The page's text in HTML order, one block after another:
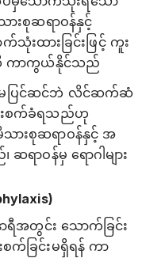
ားစုဆရာဝန်နှင့်
းထားခြင်းဖြင့် ကူး
ကာကွယ်နိုင်သည်
မပြင်ဆင်ဘဲ လိင်ဆက်ဆံ
ကူးစက်ခံရသည်ဟု
းစုဆရာဝန်နှင့် အ
ရာဝန်မှ ရောဂါများ
ရီအတွင်း သောက်ခြင်း
စက်ခြင်းမရှိရန် ကာ